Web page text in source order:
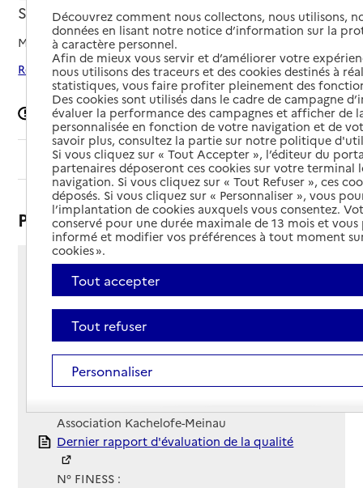
Strasbourg, BAS-RHIN
Mis à jour le29/04/2026
Rechercher les établissements autour de Strasbourg
Signaler une erreur
Sommaire
Présentation
44 rue de la Canardière
67000 - Strasbourg
Voir itinéraire
Téléphone :
Contact
Contact
Site Internet
Site internet non renseigné
Association Kachelofe-Meinau
Rapport HAS
Dernier rapport d'évaluation de la qualité
N° FINESS :
Découvrez comment nous collectons, nous utilisons,
données en lisant notre notice d’information sur la
à caractère personnel.
Afin de mieux vous servir et d’améliorer votre
nous utilisons des traceurs et des cookies destinés à
statistiques, vous faire profiter pleinement des
Des cookies sont utilisés dans le cadre de campagne
évaluer la performance des campagnes et afficher de
personnalisée en fonction de votre navigation et de
savoir plus, consultez la partie sur notre politique
Si vous cliquez sur « Tout Accepter », l’éditeur du
partenaires déposeront ces cookies sur votre terminal
navigation. Si vous cliquez sur « Tout Refuser », ces
déposés. Si vous cliquez sur « Personnaliser », vous
l’implantation de cookies auxquels vous consentez.
conservé pour une durée maximale de 13 mois et
informé et modifier vos préférences à tout moment
cookies ».
Tout accepter
Tout refuser
Personnaliser